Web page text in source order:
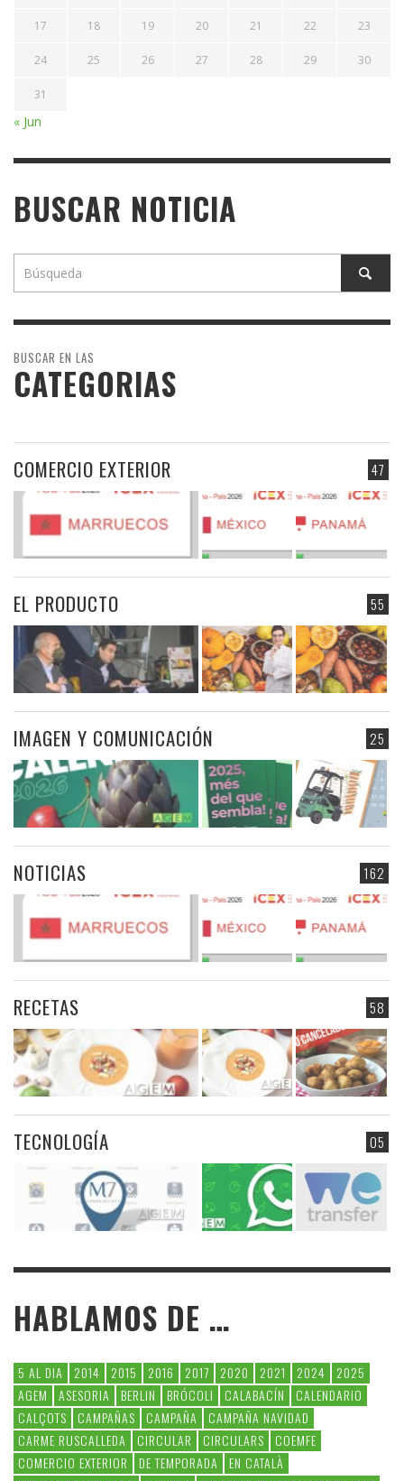
17 18 19 20 21 22 23
24 25 26 27 28 29 30
31
« Jun
BUSCAR NOTICIA
BUSCAR EN LAS
CATEGORIAS
47
COMERCIO EXTERIOR
55
EL PRODUCTO
25
IMAGEN Y COMUNICACIÓN
162
NOTICIAS
58
RECETAS
05
TECNOLOGÍA
HABLAMOS DE …
5 AL DIA 2014 2015 2016 2017 2020 2021 2024
2025
AGEM
ASESORIA BERLIN BRÓCOLI CALABACÍN
CALENDARIO
CALÇOTS
CAMPAÑAS CAMPAÑA
CAMPAÑA NAVIDAD
CARME RUSCALLEDA
CIRCULAR CIRCULARS
COEMFE
COMERCIO EXTERIOR
DE TEMPORADA
EN CATALÀ